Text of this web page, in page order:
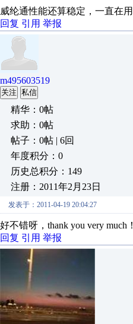
威纶通性能还算稳定，一直在用
回复 引用 举报
m495603519
关注 私信
精华：0帖
求助：0帖
帖子：0帖 | 6回
年度积分：0
历史总积分：149
注册：2011年2月23日
发表于：2011-04-19 20:04:27
好不错呀，thank you very much！
回复 引用 举报